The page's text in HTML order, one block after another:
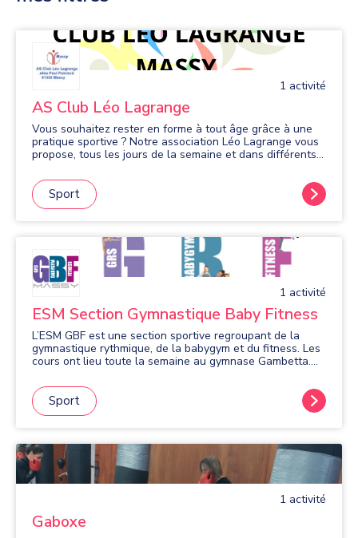
1 activité
AS Club Léo Lagrange
Vous souhaitez rester en forme à tout âge grâce à une
pratique sportive ? Notre association Léo Lagrange vous
propose, tous les jours de la semaine et dans différents
salle: gym douce et d'entretien, Fitness, Pilates,
renforcement musculaire, stretching, relaxation détente.
En extérieur: marche nordique, randonnées, gym plein air,
par des animateurs professionnels et expérimentés.
Organisation de mini-stages en cours d'année.
Sport
1 activité
ESM Section Gymnastique Baby Fitness
L’ESM GBF est une section sportive regroupant de la
gymnastique rythmique, de la babygym et du fitness. Les
cours ont lieu toute la semaine au gymnase Gambetta.
internet pour connaitre nos résultats sportifs et nos
planning de cours.
Sport
1 activité
Gaboxe